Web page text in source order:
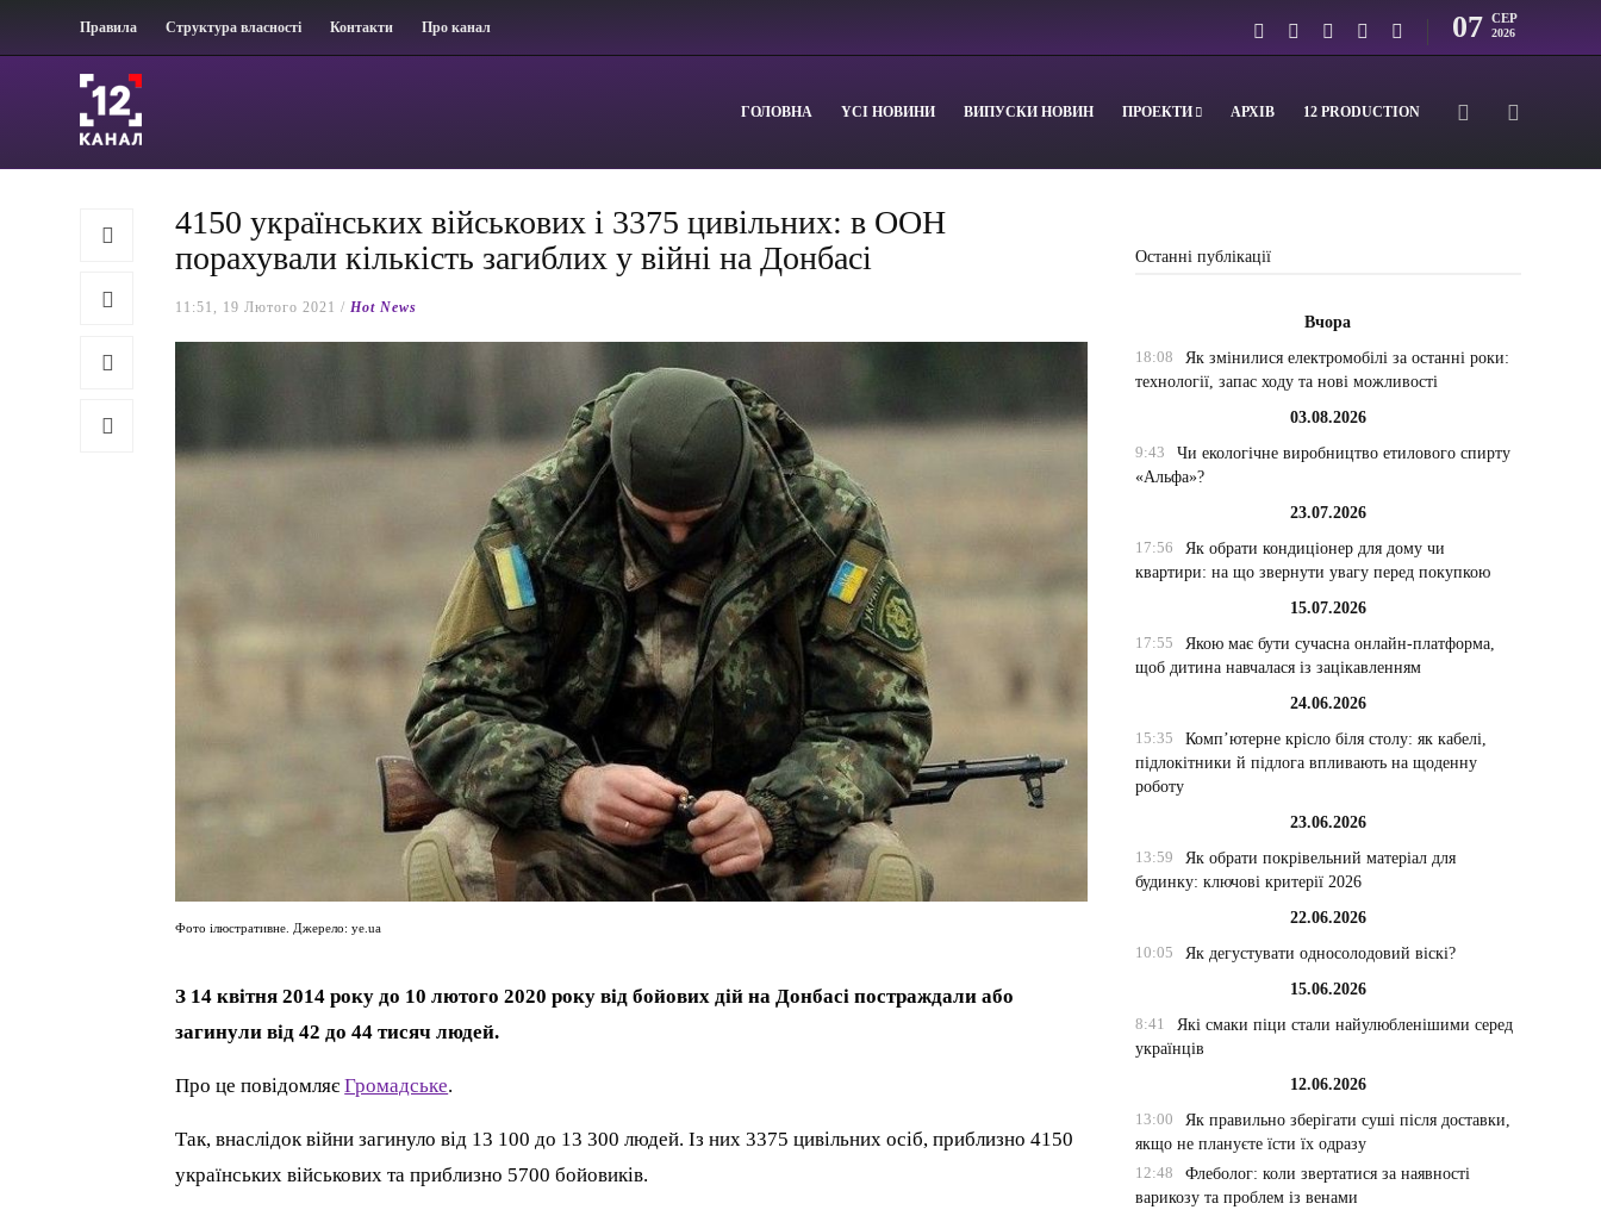
Правила Структура власності Контакти Про канал 07 СЕР
2026
ГОЛОВНА YСІ НОВИНИ ВИПУСКИ НОВИН ПРОЕКТИ АРХІВ 12 PRODUCTION
4150 українських військових і 3375 цивільних: в ООН
порахували кількість загиблих у війні на Донбасі
11:51, 19 Лютого 2021 /Hot News
Фото ілюстративне. Джерело: ye.ua
З 14 квітня 2014 року до 10 лютого 2020 року від бойових дій на Донбасі постраждали або
загинули від 42 до 44 тисяч людей.
Про це повідомляєГромадське.
Так, внаслідок війни загинуло від 13 100 до 13 300 людей. Із них 3375 цивільних осіб, приблизно 4150
українських військових та приблизно 5700 бойовиків.
Останні публікації
Вчора
18:08
Як змінилися електромобілі за останні роки:
технології, запас ходу та нові можливості
03.08.2026
9:43
Чи екологічне виробництво етилового спирту
«Альфа»?
23.07.2026
17:56
Як обрати кондиціонер для дому чи
квартири: на що звернути увагу перед покупкою
15.07.2026
17:55
Якою має бути сучасна онлайн-платформа,
щоб дитина навчалася із зацікавленням
24.06.2026
15:35
Комп’ютерне крісло біля столу: як кабелі,
підлокітники й підлога впливають на щоденну
роботу
23.06.2026
13:59
Як обрати покрівельний матеріал для
будинку: ключові критерії 2026
22.06.2026
10:05
Як дегустувати односолодовий віскі?
15.06.2026
8:41
Які смаки піци стали найулюбленішими серед
українців
12.06.2026
13:00
Як правильно зберігати суші після доставки,
якщо не плануєте їсти їх одразу
12:48
Флеболог: коли звертатися за наявності
варикозу та проблем із венами